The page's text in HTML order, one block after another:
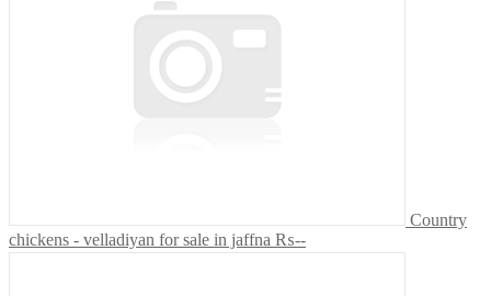
Country
chickens - velladiyan for sale in jaffna ₨--